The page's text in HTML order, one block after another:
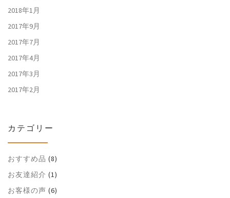
2018年1月
2017年9月
2017年7月
2017年4月
2017年3月
2017年2月
カテゴリー
おすすめ品 (8)
お友達紹介 (1)
お客様の声 (6)